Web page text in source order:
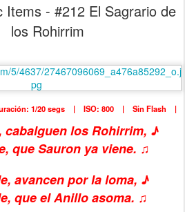
Items - #212 El Sagrario de
los Rohirrim
1/20 segs | ISO: 800 | Sin Flash |
cabalguen los Rohirrim, ♪
que Sauron ya viene. ♫
avancen por la loma, ♪
que el Anillo asoma. ♫